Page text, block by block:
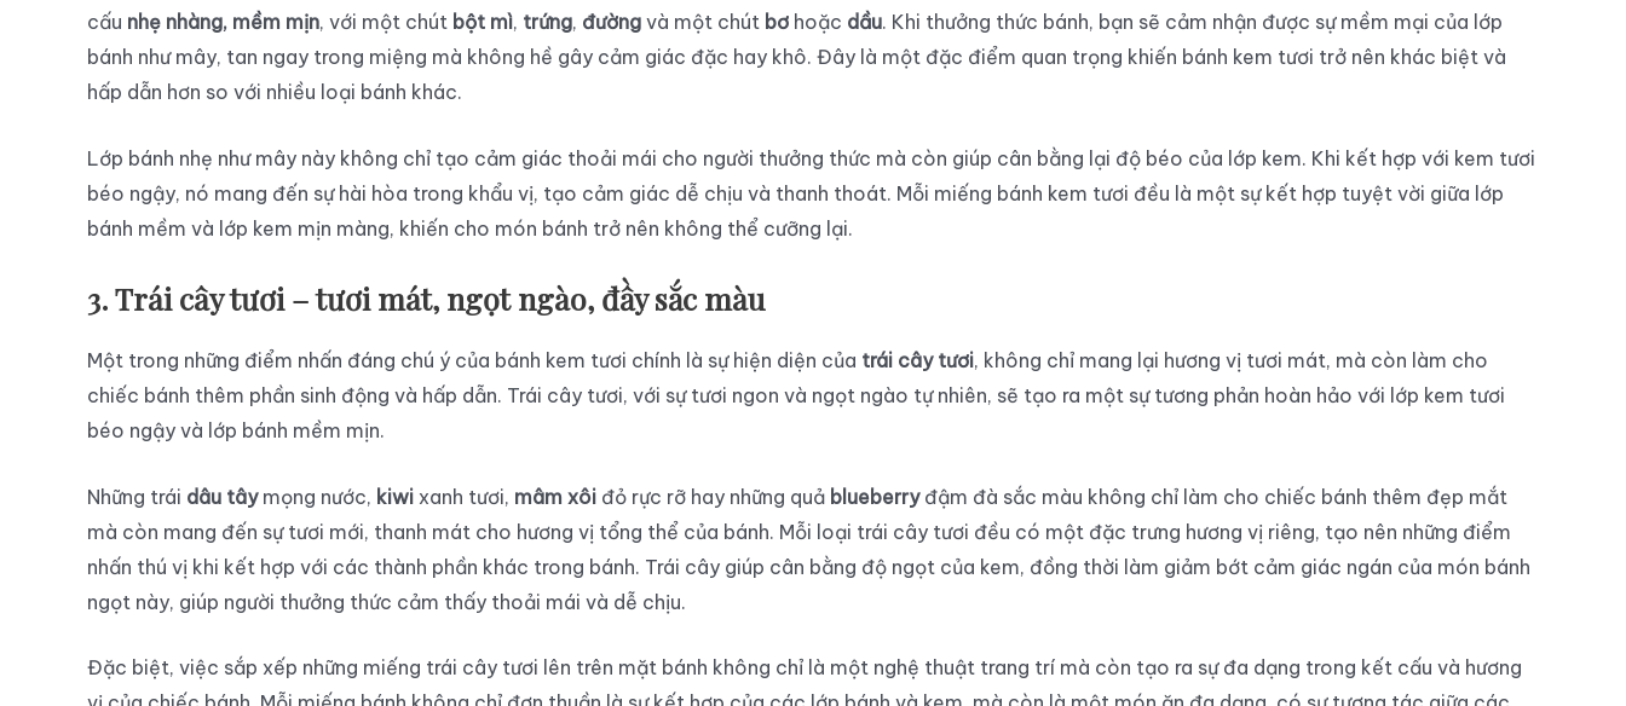
cấu nhẹ nhàng, mềm mịn, với một chút bột mì, trứng, đường và một chút bơ hoặc dầu. Khi thưởng thức bánh, bạn sẽ cảm nhận được sự mềm mại của lớp
bánh như mây, tan ngay trong miệng mà không hề gây cảm giác đặc hay khô. Đây là một đặc điểm quan trọng khiến bánh kem tươi trở nên khác biệt và
hấp dẫn hơn so với nhiều loại bánh khác.
Lớp bánh nhẹ như mây này không chỉ tạo cảm giác thoải mái cho người thưởng thức mà còn giúp cân bằng lại độ béo của lớp kem. Khi kết hợp với kem tươi
béo ngậy, nó mang đến sự hài hòa trong khẩu vị, tạo cảm giác dễ chịu và thanh thoát. Mỗi miếng bánh kem tươi đều là một sự kết hợp tuyệt vời giữa lớp
bánh mềm và lớp kem mịn màng, khiến cho món bánh trở nên không thể cưỡng lại.
3. Trái cây tươi – tươi mát, ngọt ngào, đầy sắc màu
Một trong những điểm nhấn đáng chú ý của bánh kem tươi chính là sự hiện diện của trái cây tươi, không chỉ mang lại hương vị tươi mát, mà còn làm cho
chiếc bánh thêm phần sinh động và hấp dẫn. Trái cây tươi, với sự tươi ngon và ngọt ngào tự nhiên, sẽ tạo ra một sự tương phản hoàn hảo với lớp kem tươi
béo ngậy và lớp bánh mềm mịn.
Những trái dâu tâymọng nước, kiwi xanh tươi, mâm xôi đỏ rực rỡ hay những quả blueberryđậm đà sắc màu không chỉ làm cho chiếc bánh thêm đẹp mắt
mà còn mang đến sự tươi mới, thanh mát cho hương vị tổng thể của bánh. Mỗi loại trái cây tươi đều có một đặc trưng hương vị riêng, tạo nên những điểm
nhấn thú vị khi kết hợp với các thành phần khác trong bánh. Trái cây giúp cân bằng độ ngọt của kem, đồng thời làm giảm bớt cảm giác ngán của món bánh
ngọt này, giúp người thưởng thức cảm thấy thoải mái và dễ chịu.
Đặc biệt, việc sắp xếp những miếng trái cây tươi lên trên mặt bánh không chỉ là một nghệ thuật trang trí mà còn tạo ra sự đa dạng trong kết cấu và hương